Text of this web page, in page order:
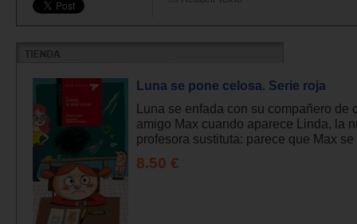
Luna se pone celosa. Serie roja
Luna se enfada con su compañero de
amigo Max cuando aparece Linda, la
profesora sustituta: parece que Max
8.50 €